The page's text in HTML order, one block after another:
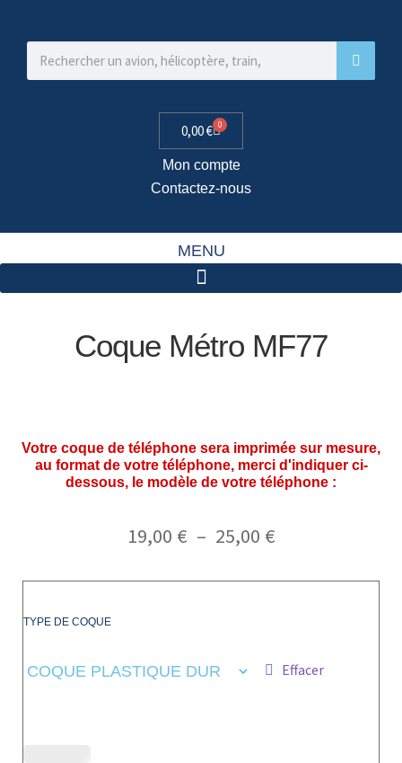
0,00€ 0
Mon compte
Contactez-nous
MENU
Coque Métro MF77
Votre coque de téléphone sera imprimée sur mesure,
au format de votre téléphone, merci d'indiquer ci-
dessous, le modèle de votre téléphone :
19,00 € – 25,00 €
TYPE DE COQUE
Effacer